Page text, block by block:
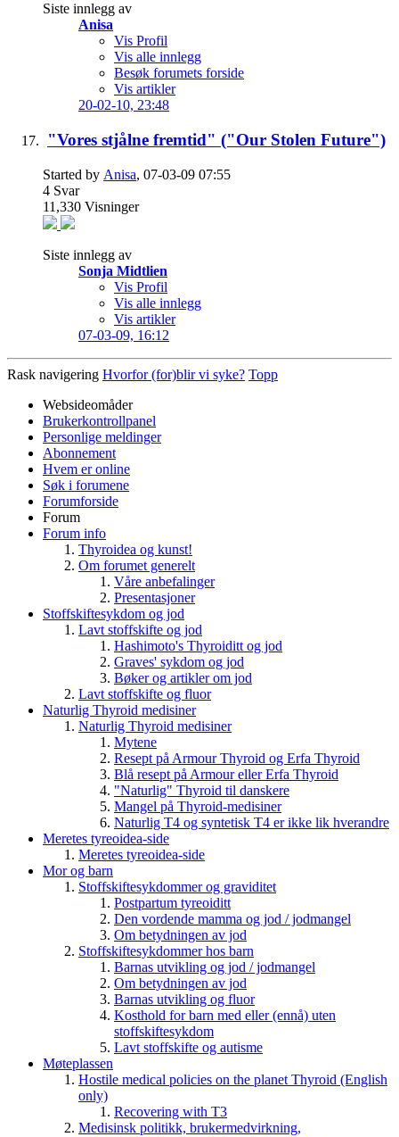
Siste innlegg av
Anisa
Vis Profil
Vis alle innlegg
Besøk forumets forside
Vis artikler
20-02-10, 23:48
"Vores stjålne fremtid" ("Our Stolen Future")
Started by Anisa, 07-03-09 07:55
4 Svar
11,330 Visninger
Siste innlegg av
Sonja Midtlien
Vis Profil
Vis alle innlegg
Vis artikler
07-03-09, 16:12
Rask navigering Hvorfor (for)blir vi syke? Topp
Websideomåder
Brukerkontrollpanel
Personlige meldinger
Abonnement
Hvem er online
Søk i forumene
Forumforside
Forum
Forum info
Thyroidea og kunst!
Om forumet generelt
Våre anbefalinger
Presentasjoner
Stoffskiftesykdom og jod
Lavt stoffskifte og jod
Hashimoto's Thyroiditt og jod
Graves' sykdom og jod
Bøker og artikler om jod
Lavt stoffskifte og fluor
Naturlig Thyroid medisiner
Naturlig Thyroid medisiner
Mytene
Resept på Armour Thyroid og Erfa Thyroid
Blå resept på Armour eller Erfa Thyroid
"Naturlig" Thyroid til danskere
Mangel på Thyroid-medisiner
Naturlig T4 og syntetisk T4 er ikke lik hverandre
Meretes tyreoidea-side
Meretes tyreoidea-side
Mor og barn
Stoffskiftesykdommer og graviditet
Postpartum tyreoiditt
Den vordende mamma og jod / jodmangel
Om betydningen av jod
Stoffskiftesykdommer hos barn
Barnas utvikling og jod / jodmangel
Om betydningen av jod
Barnas utvikling og fluor
Kosthold for barn med eller (ennå) uten
stoffskiftesykdom
Lavt stoffskifte og autisme
Møteplassen
Hostile medical policies on the planet Thyroid (English
only)
Recovering with T3
Medisinsk politikk, brukermedvirkning,